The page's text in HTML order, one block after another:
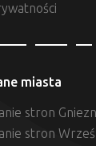
miasta
stron
stron